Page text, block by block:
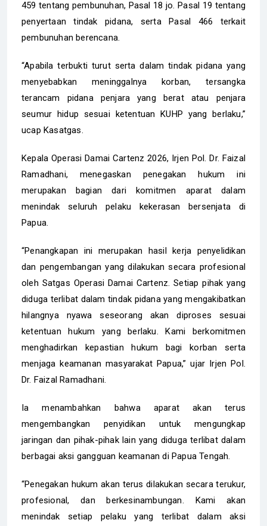
459 tentang pembunuhan, Pasal 18 jo. Pasal 19 tentang
penyertaan tindak pidana, serta Pasal 466 terkait
pembunuhan berencana.
“Apabila terbukti turut serta dalam tindak pidana yang
menyebabkan meninggalnya korban, tersangka
terancam pidana penjara yang berat atau penjara
seumur hidup sesuai ketentuan KUHP yang berlaku,”
ucap Kasatgas.
Kepala Operasi Damai Cartenz 2026, Irjen Pol. Dr. Faizal
Ramadhani, menegaskan penegakan hukum ini
merupakan bagian dari komitmen aparat dalam
menindak seluruh pelaku kekerasan bersenjata di
Papua.
“Penangkapan ini merupakan hasil kerja penyelidikan
dan pengembangan yang dilakukan secara profesional
oleh Satgas Operasi Damai Cartenz. Setiap pihak yang
diduga terlibat dalam tindak pidana yang mengakibatkan
hilangnya nyawa seseorang akan diproses sesuai
ketentuan hukum yang berlaku. Kami berkomitmen
menghadirkan kepastian hukum bagi korban serta
menjaga keamanan masyarakat Papua,” ujar Irjen Pol.
Dr. Faizal Ramadhani.
Ia menambahkan bahwa aparat akan terus
mengembangkan penyidikan untuk mengungkap
jaringan dan pihak-pihak lain yang diduga terlibat dalam
berbagai aksi gangguan keamanan di Papua Tengah.
“Penegakan hukum akan terus dilakukan secara terukur,
profesional, dan berkesinambungan. Kami akan
menindak setiap pelaku yang terlibat dalam aksi